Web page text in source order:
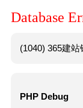
Database
(1040) 365建
PHP Debug